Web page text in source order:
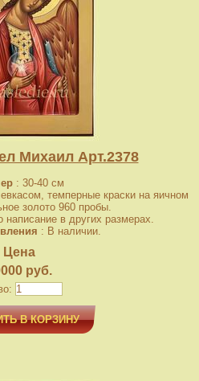
Михаил Арт.2378
: 30-40 см
темперные краски на яичном
золото 960 пробы.
написание в других размерах.
: В наличии.
Цена
руб.
В КОРЗИНУ